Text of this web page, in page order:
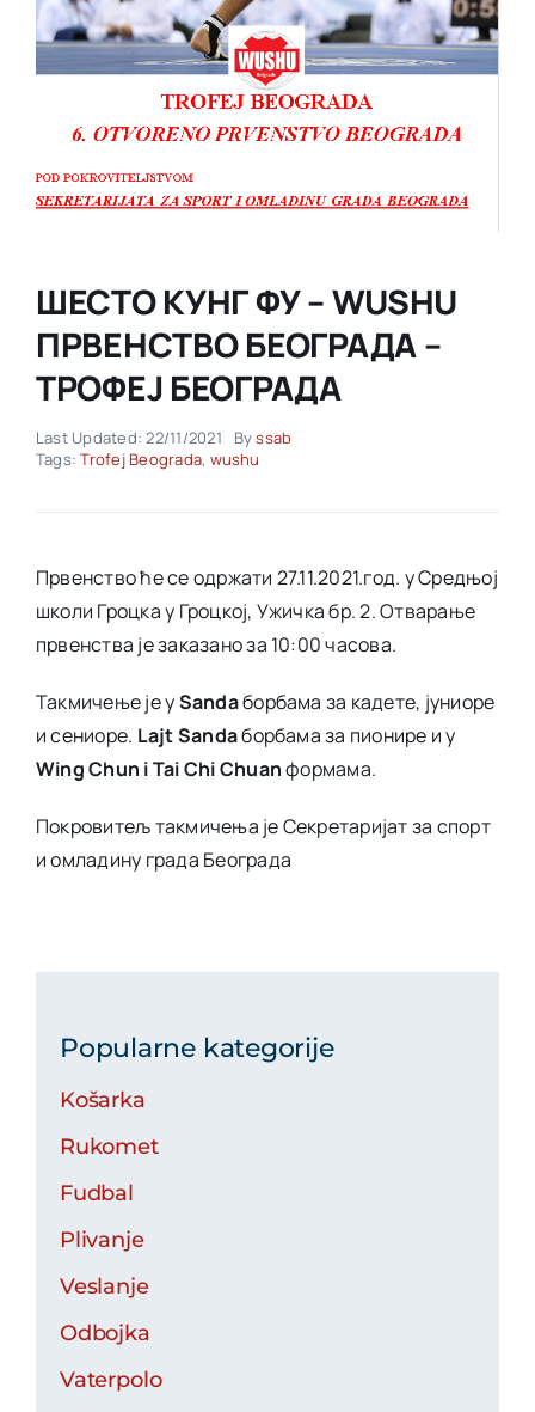
Akti SSAB
Kontakt
ШЕСТО КУНГ ФУ – WUSHU
ПРВЕНСТВО БЕОГРАДА –
ТРОФЕЈ БЕОГРАДА
Last Updated: 22/11/2021 Byssab
Tags:Trofej Beograda, wushu
Првенство ће се одржати 27.11.2021.год. у Средњој
школи Гроцка у Гроцкој, Ужичка бр. 2. Отварање
првенства је заказано за 10:00 часова.
Такмичење је уSandaборбама за кадете, јуниоре
и сениоре. Lajt Sandaборбама за пионире и у
Wing Chun i Tai Chi Chuanформама.
Покровитељ такмичења је Секретаријат за спорт
и омладину града Београда
Popularne kategorije
Košarka
Rukomet
Fudbal
Plivanje
Veslanje
Odbojka
Vaterpolo